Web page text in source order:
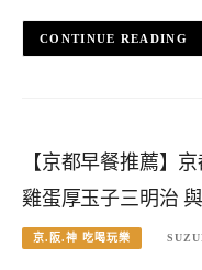
CONTINUE READING
【京都早餐推薦】
雞蛋厚玉子三明治
京.阪.神 吃喝玩樂